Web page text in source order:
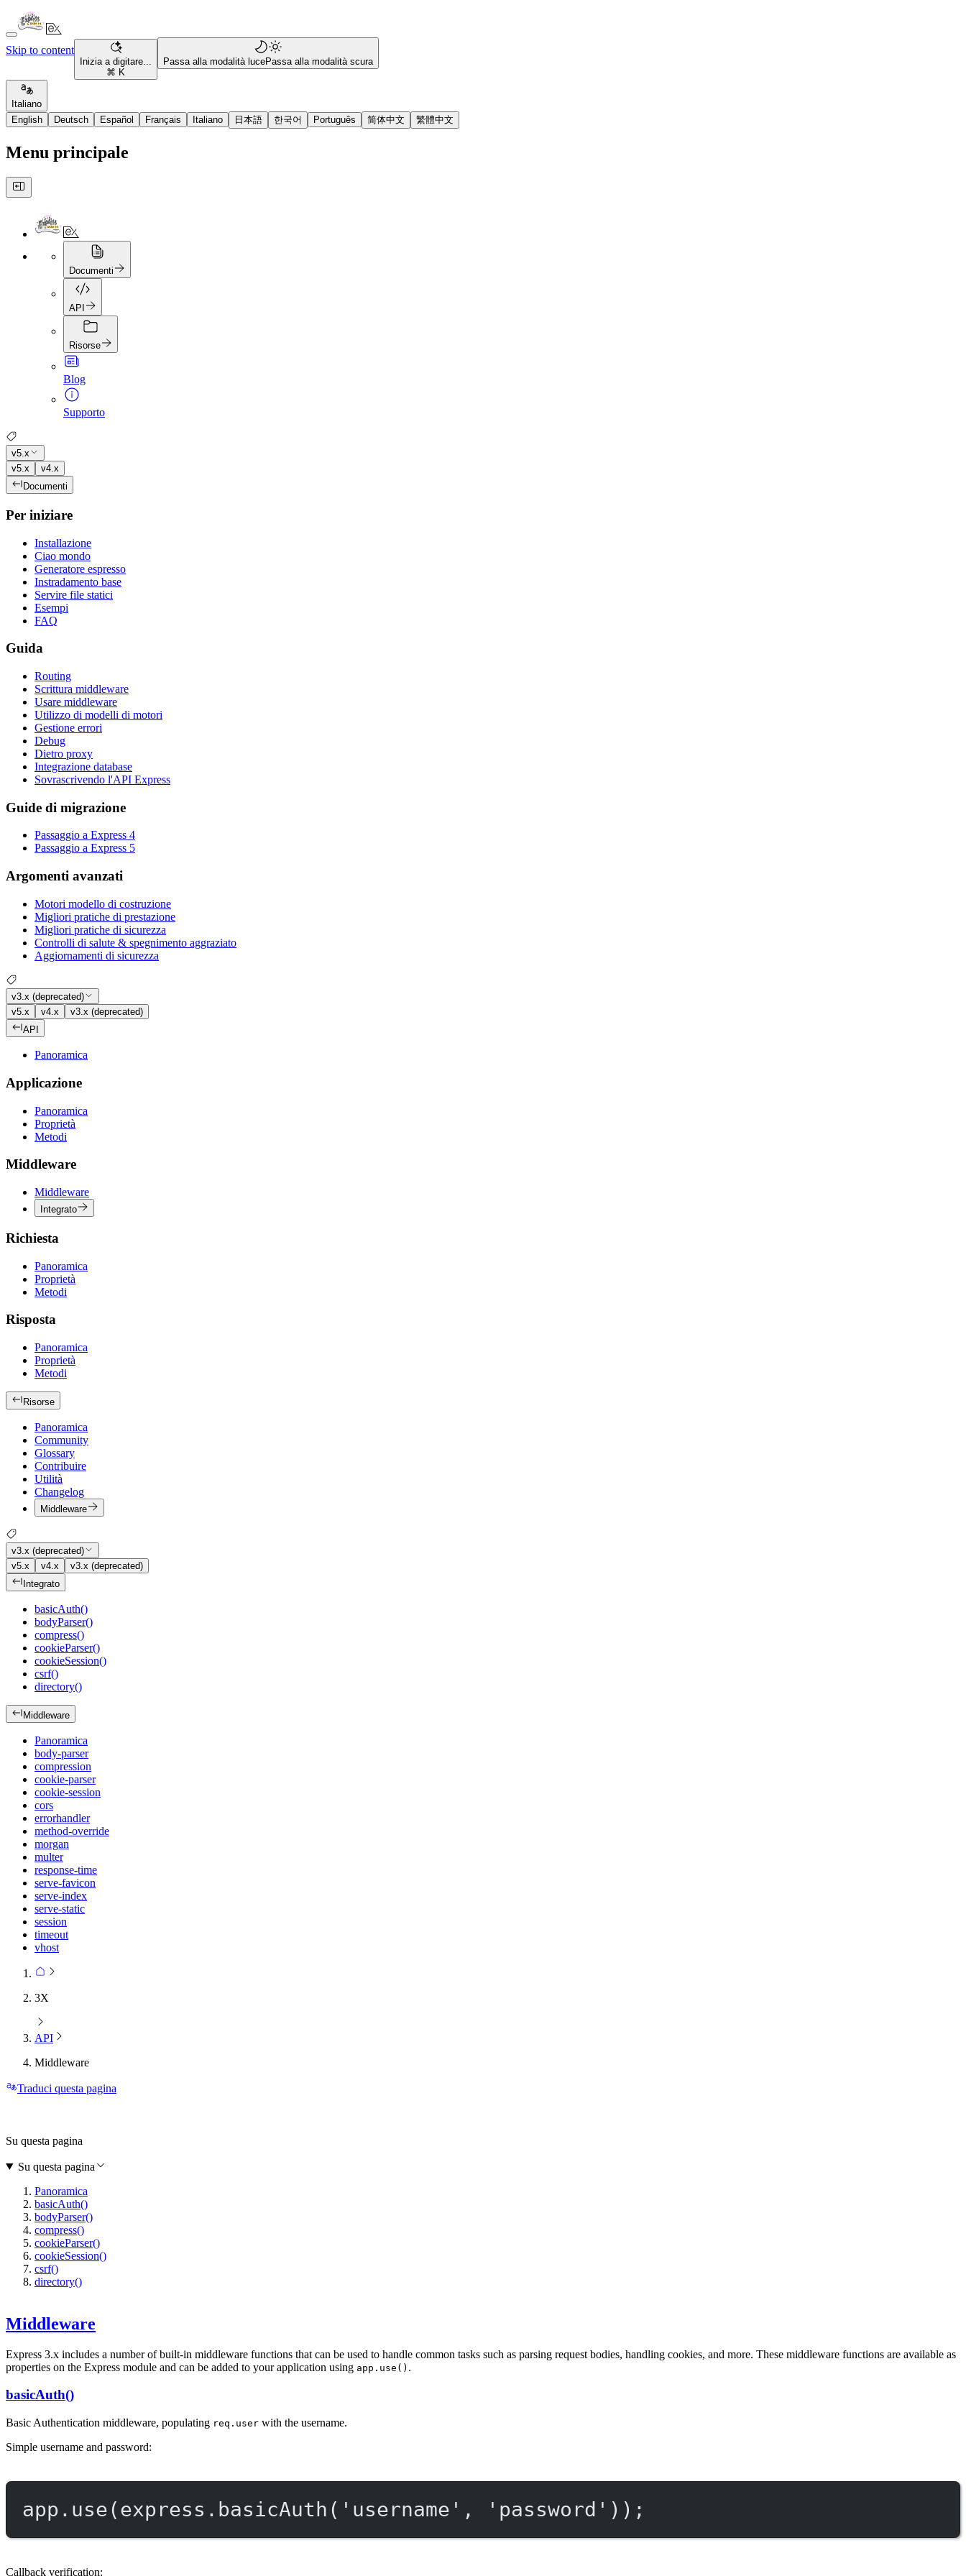
Skip to content
Inizia a digitare...
⌘ K
Passa alla modalità lucePassa alla modalità scura
Italiano
English
Deutsch Español Français Italiano 日本語 한국어 Português 简体中文 繁體中文
Menu principale
Documenti
API
Risorse
Blog
Supporto
v5.x
v5.x
v4.x
Documenti
Per iniziare
Installazione
Ciao mondo
Generatore espresso
Instradamento base
Servire file statici
Esempi
FAQ
Guida
Routing
Scrittura middleware
Usare middleware
Utilizzo di modelli di motori
Gestione errori
Debug
Dietro proxy
Integrazione database
Sovrascrivendo l'API Express
Guide di migrazione
Passaggio a Express 4
Passaggio a Express 5
Argomenti avanzati
Motori modello di costruzione
Migliori pratiche di prestazione
Migliori pratiche di sicurezza
Controlli di salute & spegnimento aggraziato
Aggiornamenti di sicurezza
v3.x (deprecated)
v5.x
v4.x
v3.x (deprecated)
API
Panoramica
Applicazione
Panoramica
Proprietà
Metodi
Middleware
Middleware
Integrato
Richiesta
Panoramica
Proprietà
Metodi
Risposta
Panoramica
Proprietà
Metodi
Risorse
Panoramica
Community
Glossary
Contribuire
Utilità
Changelog
Middleware
v3.x (deprecated)
v5.x
v4.x
v3.x (deprecated)
Integrato
basicAuth()
bodyParser()
compress()
cookieParser()
cookieSession()
csrf()
directory()
Middleware
Panoramica
body-parser
compression
cookie-parser
cookie-session
cors
errorhandler
method-override
morgan
multer
response-time
serve-favicon
serve-index
serve-static
session
timeout
vhost
3X
API
Middleware
Traduci questa pagina
Middleware
Express 3.x includes a number of built-in middleware functions that can be used to handle common tasks such as parsing request bodies, handling cookies, and more. These middleware functions are available as
properties on the Express module and can be added to your application using app.use() .
basicAuth()
Basic Authentication middleware, populating req.user with the username.
Simple username and password:
app. use(express. basicAuth ( 'username' , 'password' ));
Callback verification:
Su questa pagina
Su questa pagina
Panoramica
basicAuth()
bodyParser()
compress()
cookieParser()
cookieSession()
csrf()
directory()